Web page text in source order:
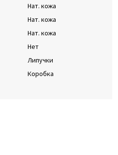
Нат. кожа
Нат. кожа
Нат. кожа
Нет
Липучки
Коробка